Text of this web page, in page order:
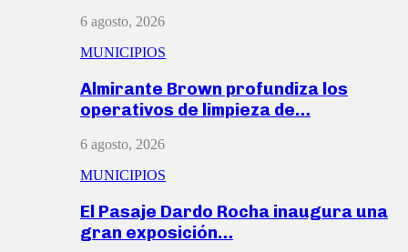
6 agosto, 2026
MUNICIPIOS
Almirante Brown profundiza los
operativos de limpieza de…
6 agosto, 2026
MUNICIPIOS
El Pasaje Dardo Rocha inaugura una
gran exposición…